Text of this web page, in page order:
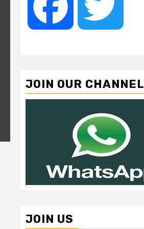
Facebook
JOIN OUR CHANNEL
JOIN US